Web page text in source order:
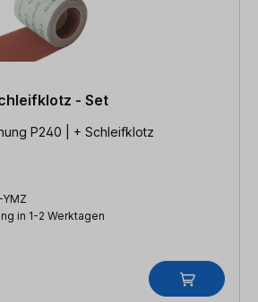
- Set
P240 | + Schleifklotz
in 1-2 Werktagen